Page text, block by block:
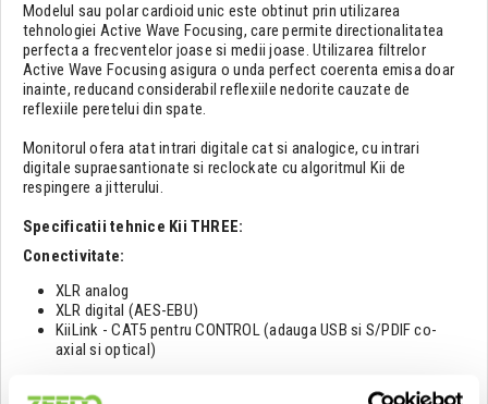
Modelul sau polar cardioid unic este obtinut prin utilizarea
tehnologiei Active Wave Focusing, care permite directionalitatea
perfecta a frecventelor joase si medii joase. Utilizarea filtrelor
Active Wave Focusing asigura o unda perfect coerenta emisa doar
inainte, reducand considerabil reflexiile nedorite cauzate de
reflexiile peretelui din spate.
Monitorul ofera atat intrari digitale cat si analogice, cu intrari
digitale supraesantionate si reclockate cu algoritmul Kii de
respingere a jitterului.
Specificatii tehnice Kii THREE:
Conectivitate:
XLR analog
XLR digital (AES-EBU)
KiiLink - CAT5 pentru CONTROL (adauga USB si S/PDIF co-
axial si optical)
Woofer 4 x 6,5 inch